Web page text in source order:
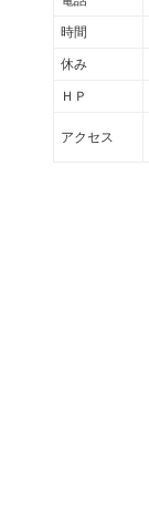
時間
休み
ＨＰ
アクセス